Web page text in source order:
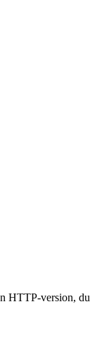
HTTP-version, du